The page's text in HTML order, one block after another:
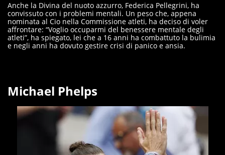
Anche la Divina del nuoto azzurro, Federica Pellegrini, ha
convissuto con i problemi mentali. Un peso che, appena
nominata al Cio nella Commissione atleti, ha deciso di voler
affrontare: “Voglio occuparmi del benessere mentale degli
atleti”, ha spiegato, lei che a 16 anni ha combattuto la bulimia
e negli anni ha dovuto gestire crisi di panico e ansia.
Michael Phelps